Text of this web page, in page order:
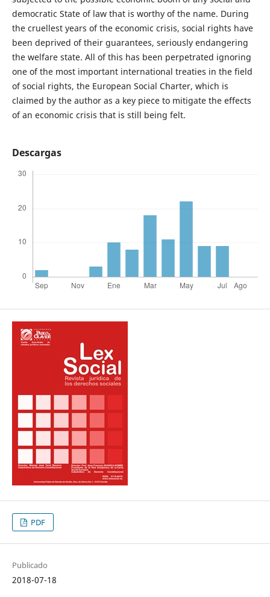
democratic State of law that is worthy of the name. During
the cruellest years of the economic crisis, social rights have
been deprived of their guarantees, seriously endangering
the welfare state. All of this has been perpetrated ignoring
one of the most important international treaties in the field
of social rights, the European Social Charter, which is
claimed by the author as a key piece to mitigate the effects
of an economic crisis that is still being felt.
Descargas
PDF
Publicado
2018-07-18